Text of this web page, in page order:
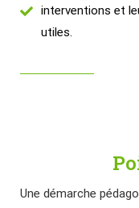
interventions et
utiles.
Une démarche